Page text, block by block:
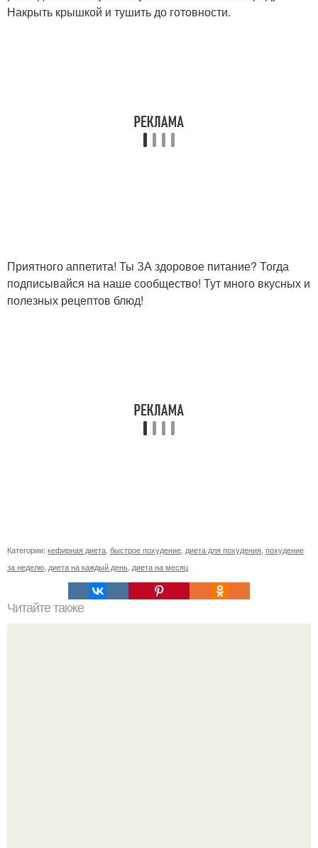
Накрыть крышкой и тушить до готовности.
Приятного аппетита! Ты ЗА здоровое питание? Тогда
подписывайся на наше сообщество! Тут много вкусных и
полезных рецептов блюд!
Категории: кефирная диета быстрое похудение диета для похудения похудение
за неделю диета на каждый день диета на месяц
Читайте также